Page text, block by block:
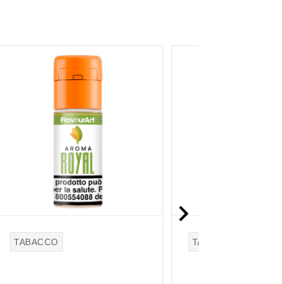
TABACCO TABACCO
